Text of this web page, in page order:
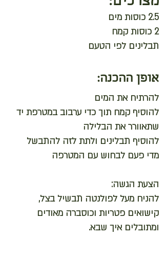
2.5 כוסות מים
2 כוסות קמח
תבלינים לפי הטעם
אופן ההכנה:
להרתיח את המים
להוסיף קמח תוך כדי ערבוב במטרפת יד
שתאוורר את הבלילה
להוסיף תבלינים ולתת לזה להתבשל
מדי פעם לבחוש עם המטרפה
הצעת הגשה:
להניח מעל לפולנטה תבשיל בצל,
קישואים פטריות וכוסברה מאודים
ומתובלים איך שבא.